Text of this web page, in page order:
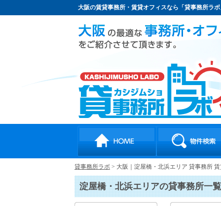
大阪の賃貸事務所・賃貸オフィスなら「貸事務所ラ
貸事務所ラボ > 大阪｜淀屋橋・北浜エリア 貸事務所
淀屋橋・北浜エリアの貸事務所一覧